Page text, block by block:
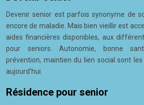
Devenir senior est parfois synonyme de
encore de maladie. Mais bien vieillir est
aides financières disponibles, aux
pour seniors. Autonomie, bonne
prévention, maintien du lien social sont
aujourd'hui.
Résidence pour senior